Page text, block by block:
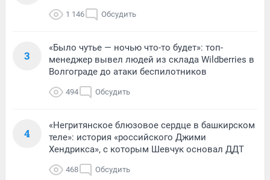
1 146 Обсудить
3
«Было чутье — ночью что-то будет»: топ-
менеджер вывел людей из склада Wildberries в
Волгограде до атаки беспилотников
494 Обсудить
4
«Негритянское блюзовое сердце в башкирском
теле»: история «российского Джими
Хендрикса», с которым Шевчук основал ДДТ
468 Обсудить